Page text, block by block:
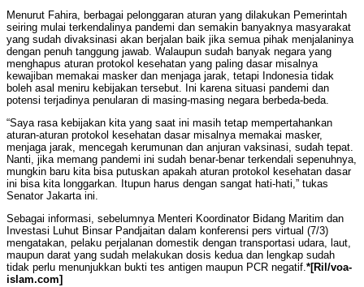
Menurut Fahira, berbagai pelonggaran aturan yang dilakukan Pemerintah
seiring mulai terkendalinya pandemi dan semakin banyaknya masyarakat
yang sudah divaksinasi akan berjalan baik jika semua pihak menjalaninya
dengan penuh tanggung jawab. Walaupun sudah banyak negara yang
menghapus aturan protokol kesehatan yang paling dasar misalnya
kewajiban memakai masker dan menjaga jarak, tetapi Indonesia tidak
boleh asal meniru kebijakan tersebut. Ini karena situasi pandemi dan
potensi terjadinya penularan di masing-masing negara berbeda-beda.
“Saya rasa kebijakan kita yang saat ini masih tetap mempertahankan
aturan-aturan protokol kesehatan dasar misalnya memakai masker,
menjaga jarak, mencegah kerumunan dan anjuran vaksinasi, sudah tepat.
Nanti, jika memang pandemi ini sudah benar-benar terkendali sepenuhnya,
mungkin baru kita bisa putuskan apakah aturan protokol kesehatan dasar
ini bisa kita longgarkan. Itupun harus dengan sangat hati-hati,” tukas
Senator Jakarta ini.
Sebagai informasi, sebelumnya Menteri Koordinator Bidang Maritim dan
Investasi Luhut Binsar Pandjaitan dalam konferensi pers virtual (7/3)
mengatakan, pelaku perjalanan domestik dengan transportasi udara, laut,
maupun darat yang sudah melakukan dosis kedua dan lengkap sudah
tidak perlu menunjukkan bukti tes antigen maupun PCR negatif.*[Ril/voa-
islam.com]